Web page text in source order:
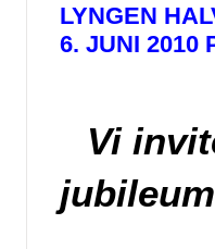
LYNGEN
6. JUNI 2010
Vi